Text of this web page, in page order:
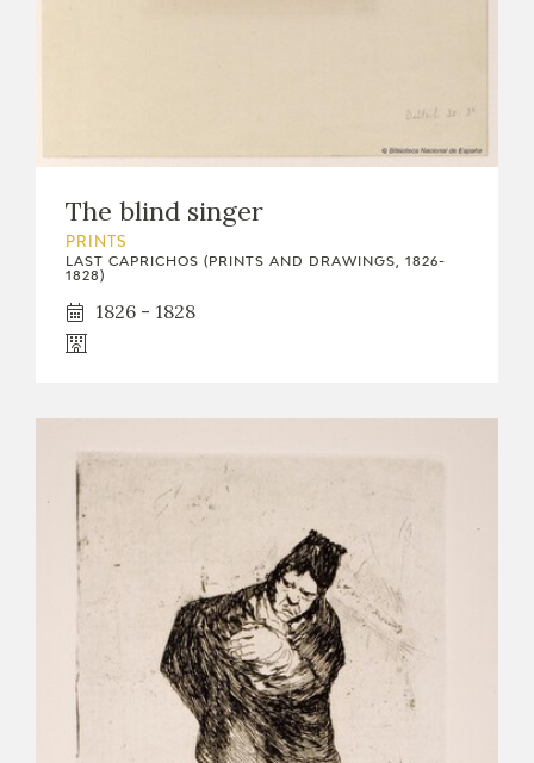
The blind singer
PRINTS
LAST CAPRICHOS (PRINTS AND DRAWINGS, 1826-
1828)
1826 - 1828